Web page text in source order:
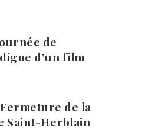
de
d’un film
de la
Saint-Herblain